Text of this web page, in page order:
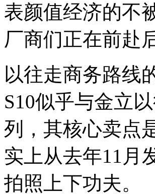
表颜值经济的不
厂商们正在前赴
以往走商务路线
S10似乎与金立
列，其核心卖点
实上从去年11月
拍照上下功夫。